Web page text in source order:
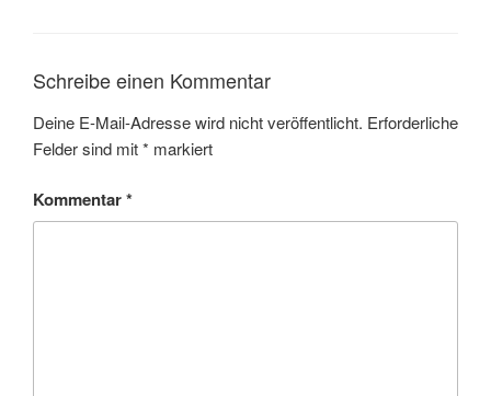
Schreibe einen Kommentar
Deine E-Mail-Adresse wird nicht veröffentlicht. Erforderliche
Felder sind mit* markiert
Kommentar*